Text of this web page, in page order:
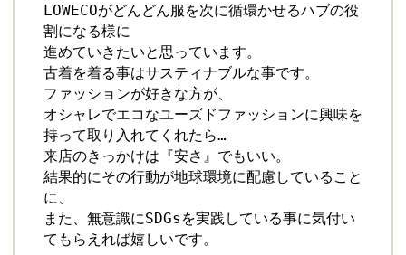
LOWECOがどんどん服を次に循環かせるハブの役
割になる様に
進めていきたいと思っています。
古着を着る事はサスティナブルな事です。
ファッションが好きな方が、
オシャレでエコなユーズドファッションに興味を
持って取り入れてくれたら…
来店のきっかけは『安さ』でもいい。
結果的にその行動が地球環境に配慮していること
に、
また、無意識にSDGsを実践している事に気付い
てもらえれば嬉しいです。